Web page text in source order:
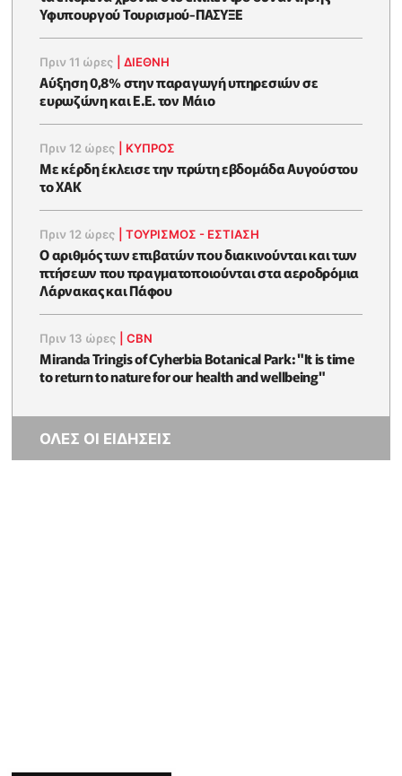
Υφυπουργού Τουρισμού-ΠΑΣΥΞΕ
Πριν 11 ώρες |ΔΙΕΘΝΗ
Αύξηση 0,8% στην παραγωγή υπηρεσιών σε
ευρωζώνη και Ε.Ε. τον Μάιο
Πριν 12 ώρες ΚΥΠΡΟΣ
Με κέρδη έκλεισε την πρώτη εβδομάδα Αυγούστου
το ΧΑΚ
Πριν 12 ώρες |ΤΟΥΡΙΣΜΟΣ - ΕΣΤΙΑΣΗ
Ο αριθμός των επιβατών που διακινούνται και των
πτήσεων που πραγματοποιούνται στα αεροδρόμια
Λάρνακας και Πάφου
Πριν 13 ώρες |CBN
Miranda Tringis of Cyherbia Botanical Park: "It is time
to return to nature for our health and wellbeing"
ΟΛΕΣ ΟΙ ΕΙΔΗΣΕΙΣ